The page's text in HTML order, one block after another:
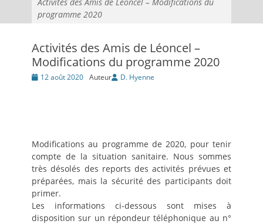
programme 2020
Activités des Amis de Léoncel –
Modifications du programme 2020
Posté12 août 2020 Auteur D. Hyenne
Modifications au programme de 2020, pour tenir
compte de la situation sanitaire. Nous sommes
très désolés des reports des activités prévues et
préparées, mais la sécurité des participants doit
primer.
Les informations ci-dessous sont mises à
disposition sur un répondeur téléphonique au n°